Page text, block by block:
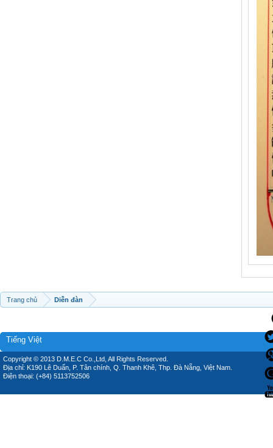
Trang chủ Diễn đàn
Tiếng Việt
Copyright © 2013 D.M.E.C Co.,Ltd, All Rights Reserved.
Địa chỉ: K190 Lê Duẩn, P. Tân chính, Q. Thanh Khê, Thp. Đà Nẵng, Việt Nam.
Điện thoại: (+84) 5113752506